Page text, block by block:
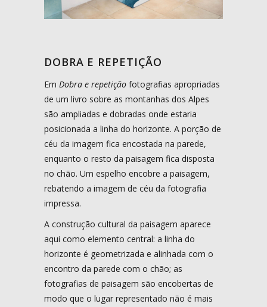
DOBRA E REPETIÇÃO
Em Dobra e repetição fotografias apropriadas
de um livro sobre as montanhas dos Alpes
são ampliadas e dobradas onde estaria
posicionada a linha do horizonte. A porção de
céu da imagem fica encostada na parede,
enquanto o resto da paisagem fica disposta
no chão. Um espelho encobre a paisagem,
rebatendo a imagem de céu da fotografia
impressa.
A construção cultural da paisagem aparece
aqui como elemento central: a linha do
horizonte é geometrizada e alinhada com o
encontro da parede com o chão; as
fotografias de paisagem são encobertas de
modo que o lugar representado não é mais